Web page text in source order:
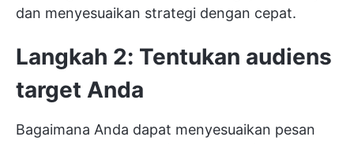
dan menyesuaikan strategi dengan cepat.
Langkah 2: Tentukan audiens
target Anda
Bagaimana Anda dapat menyesuaikan pesan